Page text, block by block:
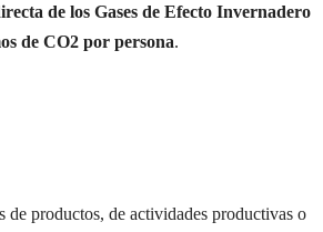
de los Gases de Efecto Invernadero
de CO2 por persona.
de productos, de actividades productivas o